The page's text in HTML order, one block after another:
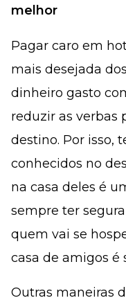
melhor
Pagar caro em
mais desejada
dinheiro gasto
reduzir as verbas
destino. Por isso,
conhecidos no
na casa deles é
sempre ter
quem vai se
casa de amigos é
Outras maneiras